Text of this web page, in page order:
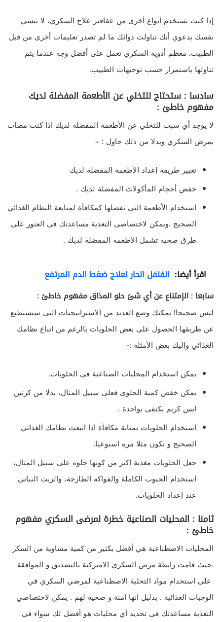
إذا كنت تستخدم أنواع أخرى من عقاقير علاج السكري، لا تنسي
نفسك بدعوي أنك تناولت دوائك ما لم تصدر تعليمات أخرى من قبل
الطبيب. معظم أدوية السكري تعمل على أفضل وجه عندما يتم
تناولها باستمرار حسب توجيهات الطبيب.
سادسا : ستحتاج للتخلي عن الأطعمة المفضلة لديك
مفهوم خاطئ :
لا يوجد أي سبب للتخلي عن الأطعمة المفضلة لديك اذا كنت مصاب
بمرض السكري وبدلا من ذلك حاول : –
تغيير طريقة إعداد الأطعمة المفضلة لديك
خفض أحجام المأكولات المفضلة لديك .
استخدام الأطعمة التي تفضلها كمكافأة لمتابعة النظام الغذائي
الصحيح .ويمكن لاختصاصي التغذية مساعدتك في العثور على
طرق صحية تشمل الأطعمة المفضلة لديك .
اقرأ أيضا: الفلفل الحار لعلاج ضغط الدم المرتفع
سابعا : الإمتناع عن أي شئ حلو المذاق مفهوم خاطئ :
ليس صحيحا! يمكنك وضع العديد من الاستراتيجيات التي ستستطيع
عن طريقها الحصول على بعض الحلويات بالرغم من اتباع نظامك
الغذائي وإليك بعض الأمثلة :-
يمكن استخدام المحليات الصناعية في الحلويات.
يمكن خفض كمية الحلوى فعلى سبيل المثال، بدلا من كرتين
ايس كريم يكتفى بواحدة .
استخدام الحلويات بمثابة مكافأة اذا اتبعت نظامك الغذائي
الصحيح و تكون مثلا مره اسبوعيا.
جعل الحلويات مغذية اكثر من كونها حلوه على سبيل المثال،
استخدام الحبوب الكاملة والفواكه الطازجة، والزيت النباتي
عند إعداد الحلويات.
ثامنا : المحليات الصناعية خطرة لمرضى السكري مفهوم
خاطئ :
المحليات الاصطناعية هي أفضل بكثير من كمية مساوية من السكر
.حيث قامت رابطة مرض السكري الاميركية بالتصديق و الموافقة
على استخدام مواد التحلية الاصطناعية لمرضي السكري في
الوجبات الغذائية . بدليل انها امنة و صحية لهم . يمكن لاختصاصي
التغذية مساعدتك فى تحديد أي محليات هو أفضل لك سواء في